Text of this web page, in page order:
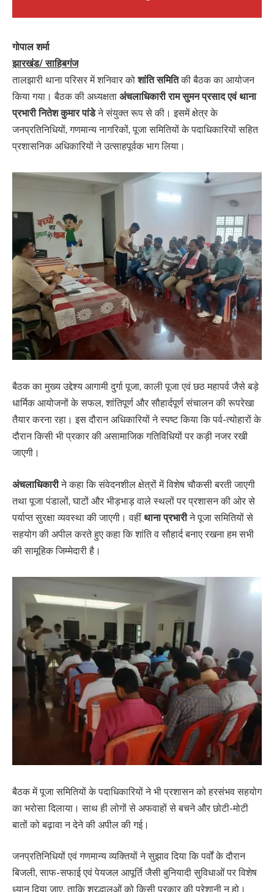
गोपाल शर्मा
झारखंड/ साहिबगंज
तालझारी थाना परिसर में शनिवार कोशांति समितिकी बैठक का आयोजन
किया गया। बैठक की अध्यक्षता अंचलाधिकारी राम सुमन प्रसाद एवं थाना
प्रभारी नितेश कुमार पांडेने संयुक्त रूप से की। इसमें क्षेत्र के
जनप्रतिनिधियों, गणमान्य नागरिकों, पूजा समितियों के पदाधिकारियों सहित
प्रशासनिक अधिकारियों ने उत्साहपूर्वक भाग लिया।
बैठक का मुख्य उद्देश्य आगामी दुर्गा पूजा, काली पूजा एवं छठ महापर्व जैसे बड़े
धार्मिक आयोजनों के सफल, शांतिपूर्ण और सौहार्दपूर्ण संचालन की रूपरेखा
तैयार करना रहा। इस दौरान अधिकारियों ने स्पष्ट किया कि पर्व-त्योहारों के
दौरान किसी भी प्रकार की असामाजिक गतिविधियों पर कड़ी नजर रखी
जाएगी।
अंचलाधिकारीने कहा कि संवेदनशील क्षेत्रों में विशेष चौकसी बरती जाएगी
तथा पूजा पंडालों, घाटों और भीड़भाड़ वाले स्थलों पर प्रशासन की ओर से
पर्याप्त सुरक्षा व्यवस्था की जाएगी। वहींथाना प्रभारीने पूजा समितियों से
सहयोग की अपील करते हुए कहा कि शांति व सौहार्द बनाए रखना हम सभी
की सामूहिक जिम्मेदारी है।
बैठक में पूजा समितियों के पदाधिकारियों ने भी प्रशासन को हरसंभव सहयोग
का भरोसा दिलाया। साथ ही लोगों से अफवाहों से बचने और छोटी-मोटी
बातों को बढ़ावा न देने की अपील की गई।
जनप्रतिनिधियों एवं गणमान्य व्यक्तियों ने सुझाव दिया कि पर्वों के दौरान
बिजली, साफ-सफाई एवं पेयजल आपूर्ति जैसी बुनियादी सुविधाओं पर विशेष
ध्यान दिया जाए, ताकि श्रद्धालुओं को किसी प्रकार की परेशानी न हो।